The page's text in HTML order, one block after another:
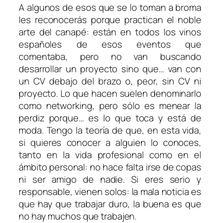
A algunos de esos que se lo toman a broma
les reconocerás porque practican el noble
arte del canapé: están en todos los vinos
españoles de esos eventos que
comentaba, pero no van buscando
desarrollar un proyecto sino que… van con
un CV debajo del brazo o, peor, sin CV ni
proyecto. Lo que hacen suelen denominarlo
como networking, pero sólo es menear la
perdiz porque… es lo que toca y está de
moda. Tengo la teoría de que, en esta vida,
si quieres conocer a alguien lo conoces,
tanto en la vida profesional como en el
ámbito personal: no hace falta irse de copas
ni ser amigo de nadie. Si eres serio y
responsable, vienen solos: la mala noticia es
que hay que trabajar duro, la buena es que
no hay muchos que trabajen.